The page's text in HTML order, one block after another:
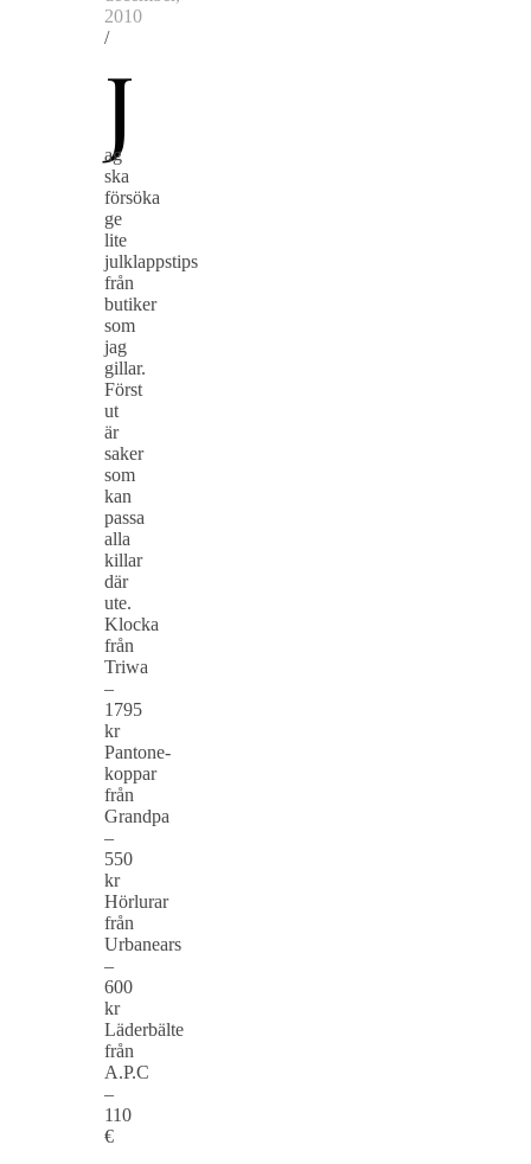
2010
/
J
ag
ska
försöka
ge
lite
julklappstips
från
butiker
som
jag
gillar.
Först
ut
är
saker
som
kan
passa
alla
killar
där
ute.
Klocka
från
Triwa
–
1795
kr
Pantone-
koppar
från
Grandpa
–
550
kr
Hörlurar
från
Urbanears
–
600
kr
Läderbälte
från
A.P.C
–
110
€